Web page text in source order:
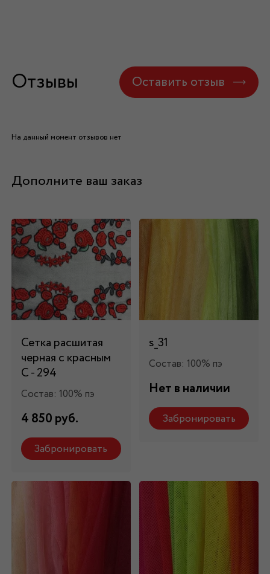
Отзывы Оставить отзыв
На данный момент отзывов нет
Дополните ваш заказ
Сетка расшитая
черная с красным
C - 294
Состав: 100% пэ
4 850 руб.
Забронировать
s_31
Состав: 100% пэ
Нет в наличии
Забронировать